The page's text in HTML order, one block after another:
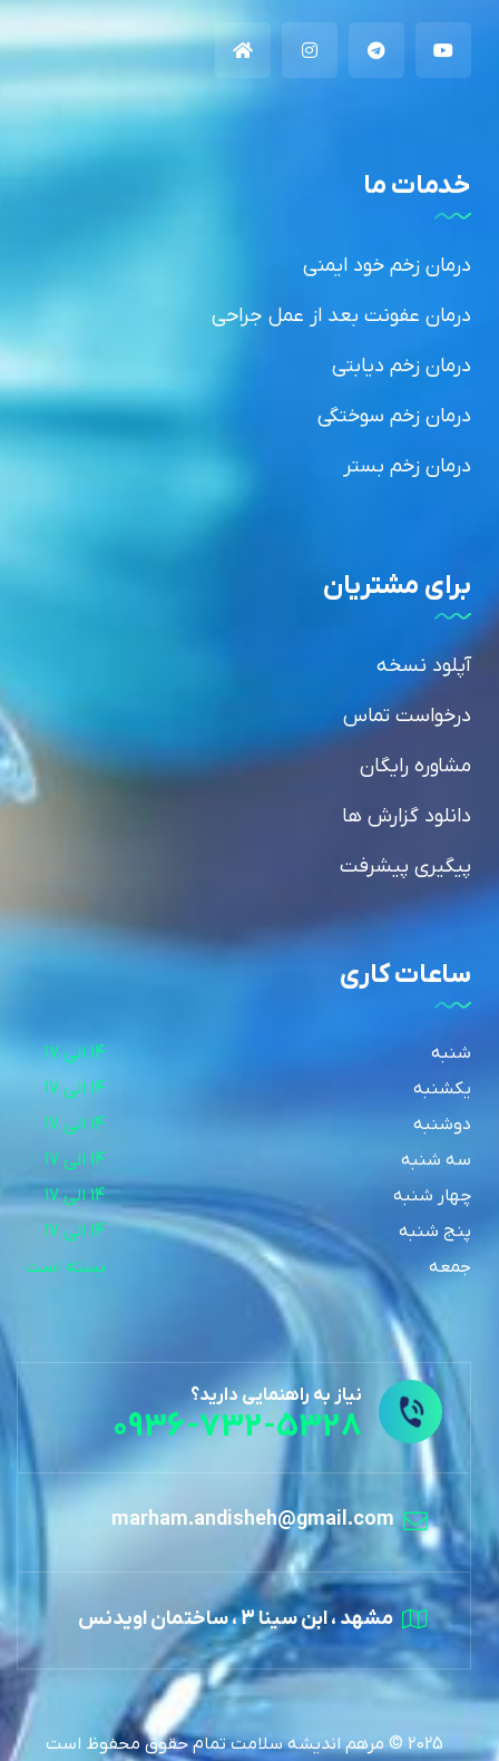
خدمات ما
درمان زخم خود ایمنی
درمان عفونت بعد از عمل جراحی
درمان زخم دیابتی
درمان زخم سوختگی
درمان زخم بستر
برای مشتریان
آپلود نسخه
درخواست تماس
مشاوره رایگان
دانلود گزارش ها
پیگیری پیشرفت
ساعات کاری
شنبه
یکشنبه
دوشنبه
سه شنبه
چهار شنبه
14 الی 17
پنج شنبه
14 الی 17
جمعه
بسته است
نیاز به راهنمایی دارید؟
0936-732-5328
marham.andisheh@gmail.com
مشهد ، ابن سینا 3 ، ساختمان اویدنس
2025 © مرهم اندیشه سلامت تمام حقوق محفوظ است